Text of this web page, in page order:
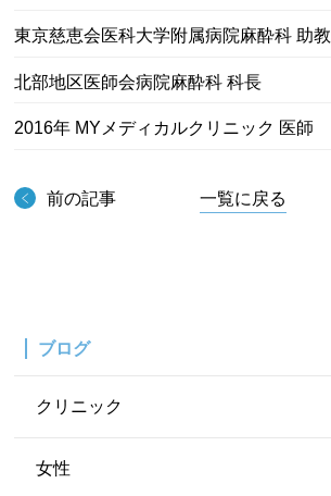
東京慈恵会医科大学附属病院麻酔科 助教
北部地区医師会病院麻酔科 科長
2016年 MYメディカルクリニック 医師
前の記事 一覧に戻る
ブログ
クリニック
女性